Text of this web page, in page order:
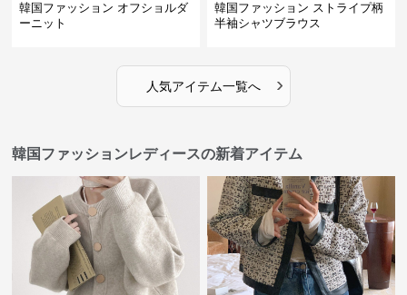
韓国ファッション オフショルダ
ーニット
韓国ファッション ストライプ柄
半袖シャツブラウス
人気アイテム一覧へ ›
韓国ファッションレディースの新着アイテム